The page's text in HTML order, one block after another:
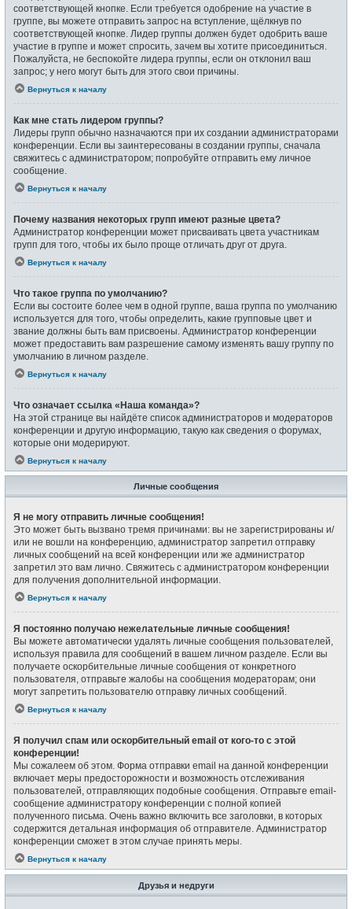
соответствующей кнопке. Если требуется одобрение на участие в
группе, вы можете отправить запрос на вступление, щёлкнув по
соответствующей кнопке. Лидер группы должен будет одобрить ваше
участие в группе и может спросить, зачем вы хотите присоединиться.
Пожалуйста, не беспокойте лидера группы, если он отклонил ваш
запрос; у него могут быть для этого свои причины.
Вернуться к началу
Как мне стать лидером группы?
Лидеры групп обычно назначаются при их создании администраторами
конференции. Если вы заинтересованы в создании группы, сначала
свяжитесь с администратором; попробуйте отправить ему личное
сообщение.
Вернуться к началу
Почему названия некоторых групп имеют разные цвета?
Администратор конференции может присваивать цвета участникам
групп для того, чтобы их было проще отличать друг от друга.
Вернуться к началу
Что такое группа по умолчанию?
Если вы состоите более чем в одной группе, ваша группа по умолчанию
используется для того, чтобы определить, какие групповые цвет и
звание должны быть вам присвоены. Администратор конференции
может предоставить вам разрешение самому изменять вашу группу по
умолчанию в личном разделе.
Вернуться к началу
Что означает ссылка «Наша команда»?
На этой странице вы найдёте список администраторов и модераторов
конференции и другую информацию, такую как сведения о форумах,
которые они модерируют.
Вернуться к началу
Личные сообщения
Я не могу отправить личные сообщения!
Это может быть вызвано тремя причинами: вы не зарегистрированы и/
или не вошли на конференцию, администратор запретил отправку
личных сообщений на всей конференции или же администратор
запретил это вам лично. Свяжитесь с администратором конференции
для получения дополнительной информации.
Вернуться к началу
Я постоянно получаю нежелательные личные сообщения!
Вы можете автоматически удалять личные сообщения пользователей,
используя правила для сообщений в вашем личном разделе. Если вы
получаете оскорбительные личные сообщения от конкретного
пользователя, отправьте жалобы на сообщения модераторам; они
могут запретить пользователю отправку личных сообщений.
Вернуться к началу
Я получил спам или оскорбительный email от кого-то с этой
конференции!
Мы сожалеем об этом. Форма отправки email на данной конференции
включает меры предосторожности и возможность отслеживания
пользователей, отправляющих подобные сообщения. Отправьте email-
сообщение администратору конференции с полной копией
полученного письма. Очень важно включить все заголовки, в которых
содержится детальная информация об отправителе. Администратор
конференции сможет в этом случае принять меры.
Вернуться к началу
Друзья и недруги